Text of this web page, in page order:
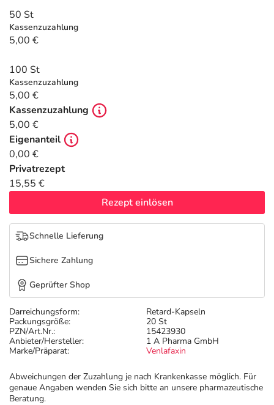
Tierapotheke
Vitamine & Mineralstoffe
Marken
Salus Deals
Darreichungsform:
Retard-Kapseln
Packungsgröße:
20 St
PZN/Art.Nr.:
15423930
Anbieter/Hersteller:
1 A Pharma GmbH
Marke/Präparat:
Venlafaxin
Abweichungen der Zuzahlung je nach Krankenkasse möglich. Für
genaue Angaben wenden Sie sich bitte an unsere pharmazeutische
Beratung.
50 St
Kassenzuzahlung
5,00 €
100 St
Kassenzuzahlung
5,00 €
Kassenzuzahlung
5,00 €
Eigenanteil
0,00 €
Privatrezept
15,55 €
Rezept einlösen
Schnelle Lieferung
Sichere Zahlung
Geprüfter Shop